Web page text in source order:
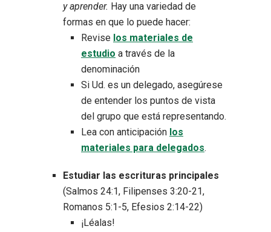
y aprender. Hay una variedad de
formas en que lo puede hacer:
Revise los materiales de
estudio a través de la
denominación
Si Ud. es un delegado, asegúrese
de entender los puntos de vista
del grupo que está representando.
Lea con anticipación los
materiales para delegados.
Estudiar las escrituras principales
(Salmos 24:1, Filipenses 3:20-21,
Romanos 5:1-5, Efesios 2:14-22)
¡Léalas!